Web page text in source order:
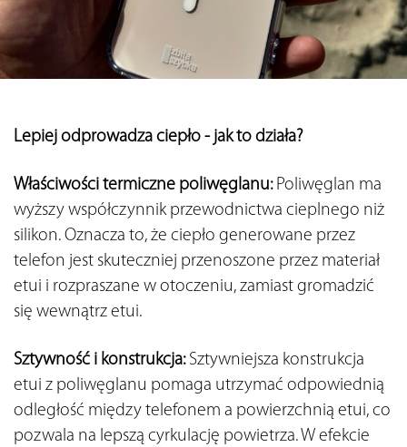
Lepiej odprowadza ciepło - jak to działa?
Właściwości termiczne poliwęglanu: Poliwęglan ma
wyższy współczynnik przewodnictwa cieplnego niż
silikon. Oznacza to, że ciepło generowane przez
telefon jest skuteczniej przenoszone przez materiał
etui i rozpraszane w otoczeniu, zamiast gromadzić
się wewnątrz etui.
Sztywność i konstrukcja: Sztywniejsza konstrukcja
etui z poliwęglanu pomaga utrzymać odpowiednią
odległość między telefonem a powierzchnią etui, co
pozwala na lepszą cyrkulację powietrza. W efekcie